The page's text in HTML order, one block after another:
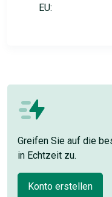
EU:
Greifen Sie auf die
in Echtzeit zu.
Konto erstellen